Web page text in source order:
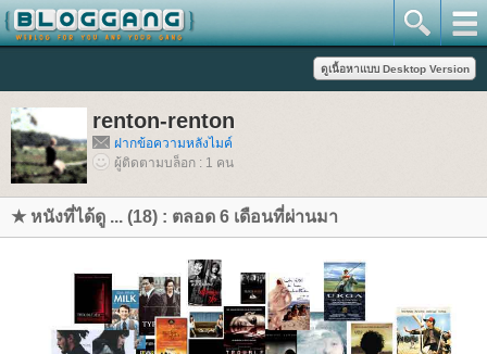
renton-renton
ฝากข้อความหลังไมค์
ผู้ติดตามบล็อก : 1 คน
★ หนังที่ได้ดู ... (18) : ตลอด 6 เดือนที่ผ่านมา